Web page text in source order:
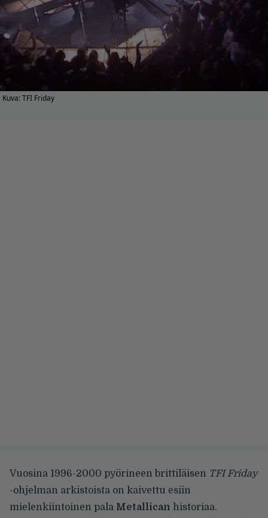
Kuva: TFI Friday
Vuosina 1996-2000 pyörineen brittiläisen TFI Friday
-ohjelman arkistoista on kaivettu esiin
mielenkiintoinen pala Metallican historiaa.